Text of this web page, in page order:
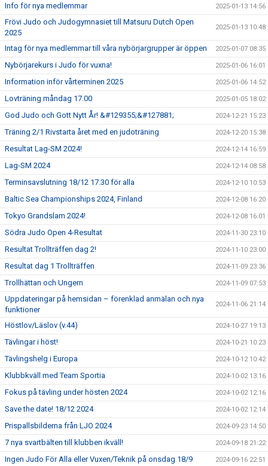
Info för nya medlemmar 2025-01-13 14:56
Frövi Judo och Judogymnasiet till Matsuru Dutch Open
2025
2025-01-13 10:48
Intag för nya medlemmar till våra nybörjargrupper är öppen 2025-01-07 08:35
Nybörjarekurs i Judo för vuxna! 2025-01-06 16:01
Information inför vårterminen 2025 2025-01-06 14:52
Lovträning måndag 17.00 2025-01-05 18:02
God Judo och Gott Nytt År! &#129355;&#127881; 2024-12-21 15:23
Träning 2/1 Rivstarta året med en judoträning 2024-12-20 15:38
Resultat Lag-SM 2024! 2024-12-14 16:59
Lag-SM 2024 2024-12-14 08:58
Terminsavslutning 18/12 17.30 för alla 2024-12-10 10:53
Baltic Sea Championships 2024, Finland 2024-12-08 16:20
Tokyo Grandslam 2024! 2024-12-08 16:01
Södra Judo Open 4-Resultat 2024-11-30 23:10
Resultat Trollträffen dag 2! 2024-11-10 23:00
Resultat dag 1 Trollträffen 2024-11-09 23:36
Trollhättan och Ungern 2024-11-09 07:53
Uppdateringar på hemsidan – förenklad anmälan och nya
funktioner
2024-11-06 21:14
Höstlov/Läslov (v.44) 2024-10-27 19:13
Tävlingar i höst! 2024-10-21 10:23
Tävlingshelg i Europa 2024-10-12 10:42
Klubbkväll med Team Sportia 2024-10-02 13:16
Fokus på tävling under hösten 2024 2024-10-02 12:16
Save the date! 18/12 2024 2024-10-02 12:14
Prispallsbilderna från LJO 2024 2024-09-23 14:50
7 nya svartbälten till klubben ikväll! 2024-09-18 21:22
Ingen Judo För Alla eller Vuxen/Teknik på onsdag 18/9 2024-09-16 22:51